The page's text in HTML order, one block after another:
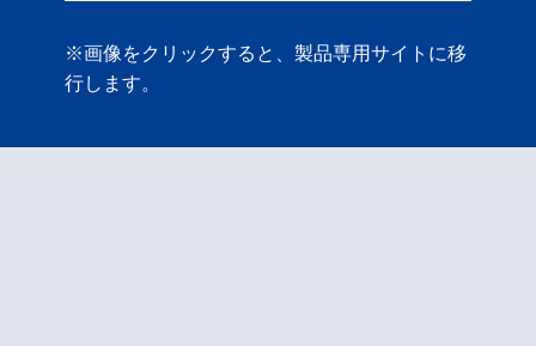
※画像をクリックすると、製品専用サイトに移
行します。